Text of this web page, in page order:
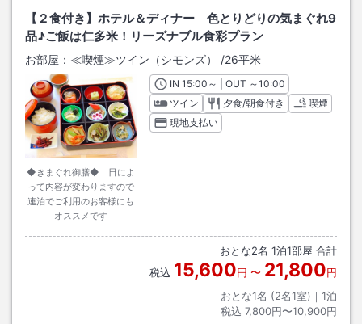
【２食付き】ホテル＆ディナー 色とりどりの気まぐれ9
品♪ご飯は仁多米！リーズナブル食彩プラン
お部屋： ≪喫煙≫ツイン（シモンズ） /26平米
◆きまぐれ御膳◆ 日によ
って内容が変わりますので
連泊でご利用のお客様にも
オススメです
INチェックイン
15:00 ～ | OUT チェックアウト
～10:00
ツイン
夕食/朝食付き
喫煙
現地支払い
おとな2名 1泊1部屋 合計
税込 15,600円 〜 21,800円
おとな1名 (2名1室)｜ 1泊
税込 7,800円〜10,900円